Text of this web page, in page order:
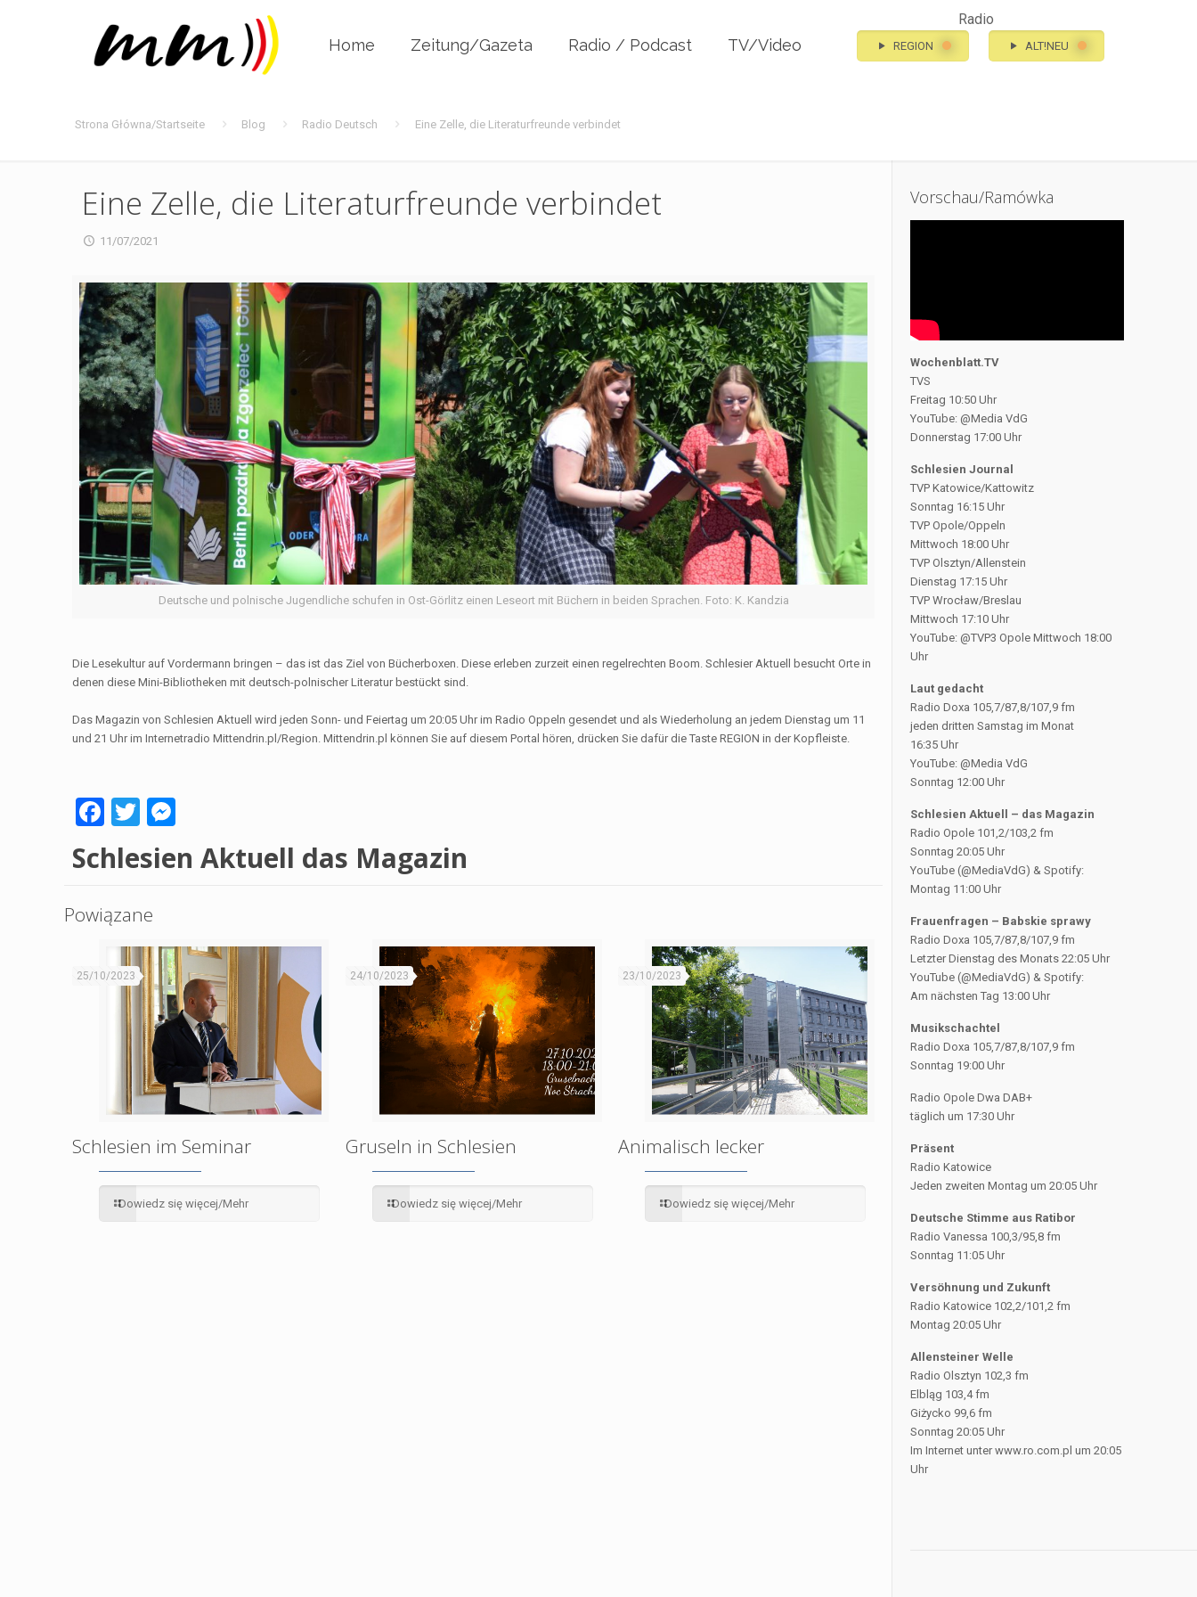
Home Zeitung/Gazeta Radio / Podcast TV/Video
Radio
REGION ALT!NEU
Strona Główna/Startseite Blog Radio Deutsch Eine Zelle, die Literaturfreunde verbindet
Eine Zelle, die Literaturfreunde verbindet
11/07/2021
Deutsche und polnische Jugendliche schufen in Ost-Görlitz einen Leseort mit Büchern in beiden Sprachen. Foto: K. Kandzia
Die Lesekultur auf Vordermann bringen – das ist das Ziel von Bücherboxen. Diese erleben zurzeit einen regelrechten Boom. Schlesier Aktuell besucht Orte in
denen diese Mini-Bibliotheken mit deutsch-polnischer Literatur bestückt sind.
Das Magazin von Schlesien Aktuell wird jeden Sonn- und Feiertag um 20:05 Uhr im Radio Oppeln gesendet und als Wiederholung an jedem Dienstag um 11
und 21 Uhr im Internetradio Mittendrin.pl/Region. Mittendrin.pl können Sie auf diesem Portal hören, drücken Sie dafür die Taste REGION in der Kopfleiste.
Facebook
Twitter
Schlesien Aktuell das Magazin
Powiązane
25/10/2023
Schlesien im Seminar
Dowiedz się więcej/Mehr
24/10/2023
Gruseln in Schlesien
Dowiedz się więcej/Mehr
23/10/2023
Animalisch lecker
Dowiedz się więcej/Mehr
Vorschau/Ramówka
Wochenblatt.TV
TVS
Freitag 10:50 Uhr
YouTube: @Media VdG
Donnerstag 17:00 Uhr
Schlesien Journal
TVP Katowice/Kattowitz
Sonntag 16:15 Uhr
TVP Opole/Oppeln
Mittwoch 18:00 Uhr
TVP Olsztyn/Allenstein
Dienstag 17:15 Uhr
TVP Wrocław/Breslau
Mittwoch 17:10 Uhr
YouTube: @TVP3 Opole Mittwoch 18:00
Uhr
Laut gedacht
Radio Doxa 105,7/87,8/107,9 fm
jeden dritten Samstag im Monat
16:35 Uhr
YouTube: @Media VdG
Sonntag 12:00 Uhr
Schlesien Aktuell – das Magazin
Radio Opole 101,2/103,2 fm
Sonntag 20:05 Uhr
YouTube (@MediaVdG) & Spotify:
Montag 11:00 Uhr
Frauenfragen – Babskie sprawy
Radio Doxa 105,7/87,8/107,9 fm
Letzter Dienstag des Monats 22:05 Uhr
YouTube (@MediaVdG) & Spotify:
Am nächsten Tag 13:00 Uhr
Musikschachtel
Radio Doxa 105,7/87,8/107,9 fm
Sonntag 19:00 Uhr
Radio Opole Dwa DAB+
täglich um 17:30 Uhr
Präsent
Radio Katowice
Jeden zweiten Montag um 20:05 Uhr
Deutsche Stimme aus Ratibor
Radio Vanessa 100,3/95,8 fm
Sonntag 11:05 Uhr
Versöhnung und Zukunft
Radio Katowice 102,2/101,2 fm
Montag 20:05 Uhr
Allensteiner Welle
Radio Olsztyn 102,3 fm
Elbląg 103,4 fm
Giżycko 99,6 fm
Sonntag 20:05 Uhr
Im Internet unter www.ro.com.pl um 20:05
Uhr